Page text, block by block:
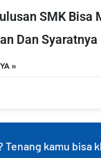
SMK Bisa
Dan Syaratnya
»
Tenang kamu bisa